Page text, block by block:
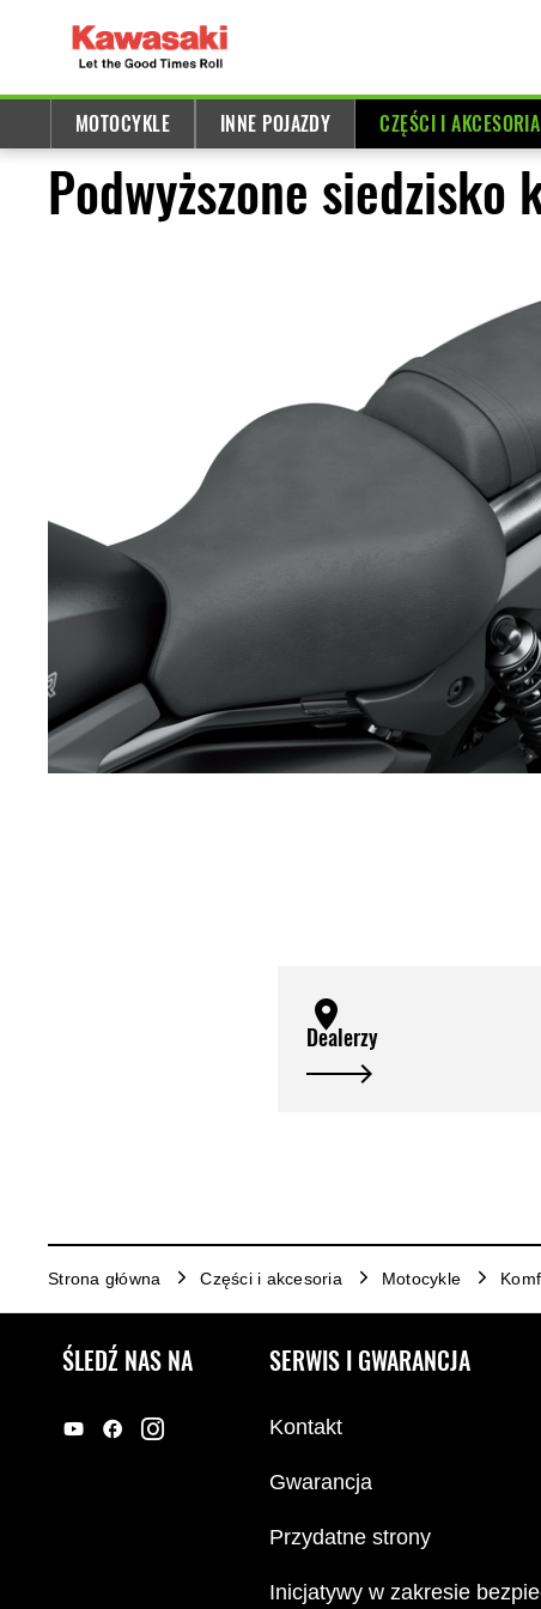
MOTOCYKLE INNE POJAZDY CZĘŚCI I AKCESORIA
Podwyższone siedzisko
Dealerzy
Strona główna Części i akcesoria Motocykle
ŚLEDŹ NAS NA SERWIS I GWARANCJA
Kontakt
Gwarancja
Przydatne strony
Inicjatywy w zakresie